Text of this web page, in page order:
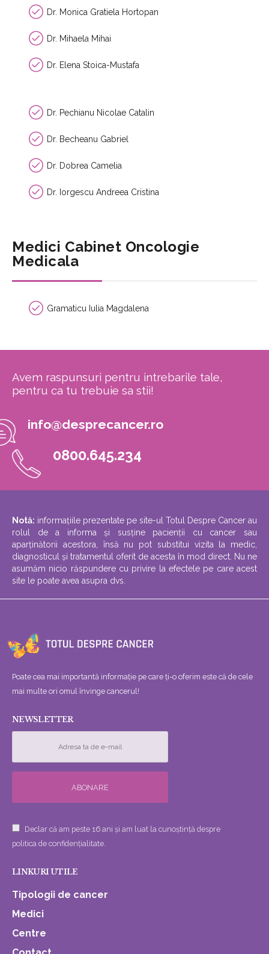
Dr. Monica Gratiela Hortopan
Dr. Mihaela Mihai
Dr. Elena Stoica-Mustafa
Dr. Pechianu Nicolae Catalin
Dr. Becheanu Gabriel
Dr. Dobrea Camelia
Dr. Iorgescu Andreea Cristina
Medici Cabinet Oncologie
Medicala
Gramaticu Iulia Magdalena
Avem raspunsuri pentru intrebarile tale,
pentru ca tu trebuie sa stii!
info@desprecancer.ro
0800.645.234
Notă: informațiile prezentate pe site-ul Totul Despre Cancer au
rolul de a informa și susține pacienții cu cancer sau
aparținătorii acestora, însă nu pot substitui vizita la medic,
diagnosticul și tratamentul oferit de acesta în mod direct. Nu ne
asumăm nicio răspundere cu privire la efectele pe care acest
site le poate avea asupra dvs.
Poate cea mai importantă informație pe care ți-o oferim este că de cele
mai multe ori omul învinge cancerul!
NEWSLETTER
Declar că am peste 16 ani și am luat la cunoștință despre
politica de confidențialitate.
LINKURI UTILE
Tipologii de cancer
Medici
Centre